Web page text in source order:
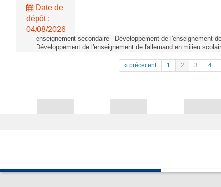
Date de
dépôt :
04/08/2026
enseignement secondaire - Développement de l'enseignement
Développement de l'enseignement de l'allemand en milieu
« précedent 1 2 3 4